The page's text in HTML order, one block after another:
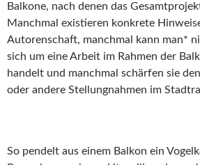
Balkone, nach denen das
Manchmal existieren konkrete
Autorenschaft, manchmal kann man*
sich um eine Arbeit im Rahmen der
handelt und manchmal schärfen sie
oder andere Stellungnahmen im
So pendelt aus einem Balkon ein